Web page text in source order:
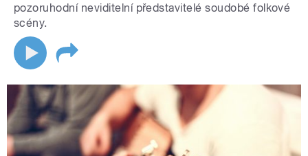
pozoruhodní neviditelní představitelé soudobé folkové
scény.